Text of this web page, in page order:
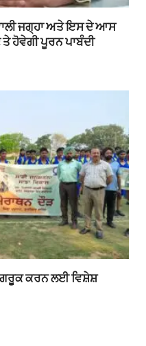
ਜਗ੍ਹਾ ਅਤੇ ਇਸ ਦੇ ਆਸ
ਹੋਵੇਗੀ ਪੂਰਨ ਪਾਬੰਦੀ
ਕਰਨ ਲਈ ਵਿਸ਼ੇਸ਼